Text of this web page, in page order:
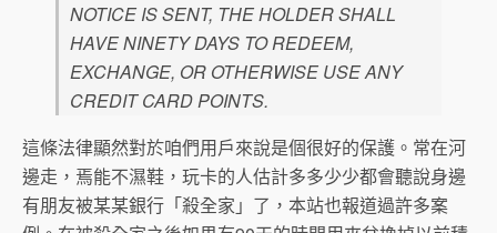
NOTICE IS SENT, THE HOLDER SHALL
HAVE NINETY DAYS TO REDEEM,
EXCHANGE, OR OTHERWISE USE ANY
CREDIT CARD POINTS.
這條法律顯然對於咱們用戶來說是個很好的保護。常在河
邊走，焉能不濕鞋，玩卡的人估計多多少少都會聽說身邊
有朋友被某某銀行「殺全家」了，本站也報道過許多案